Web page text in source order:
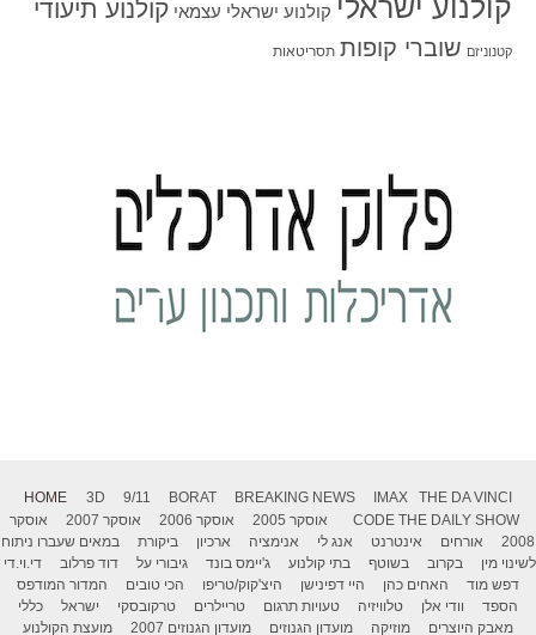
קולנוע ישראלי קולנוע ישראלי עצמאי קולנוע תיעודי
קטנוניזם שוברי קופות תסריטאות
HOME 3D 9/11 BORAT BREAKING NEWS IMAX
THE DA VINCI
CODE THE DAILY SHOW אוסקר 2005 אוסקר 2006 אוסקר 2007
אוסקר
2008
אורחים אינטרנט אנג לי אנימציה ארכיון ביקורת
במאים שעברו ניתוח
לשינוי מין
בקרוב בשוטף בתי קולנוע ג'יימס בונד גיבורי על דוד פרלוב
די.וי.די
דפש מוד
האחים כהן היי דפינישן היצ'קוק/טריפו הכי טובים
המדור המודפס
הספד
וודי אלן טלוויזיה טעויות תרגום טריילרים טרקובסקי ישראל
כללי
מאבק היוצרים
מוזיקה מועדון הגנוזים מועדון הגנוזים 2007 מועצת הקולנוע